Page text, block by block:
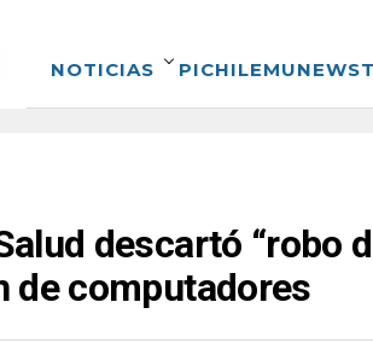
NOTICIAS
descartó “robo
de computadores